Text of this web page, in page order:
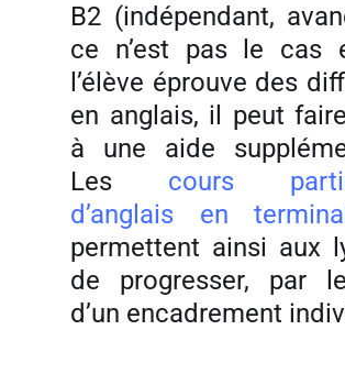
B2 (indépendant,
ce n’est pas le cas
l’élève éprouve des
en anglais, il peut
à une aide
Les cours
d’anglais en
permettent ainsi aux
de progresser, par
d’un encadrement